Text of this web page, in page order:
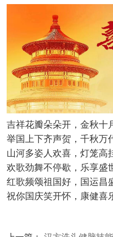
吉祥花瓣朵朵开，金秋十
举国上下齐声贺，千秋万
山河多姿人欢喜，灯笼高
欢歌劲舞不停歇，乐享盛
红歌频颂祖国好，国运昌
祝你国庆笑开怀，康健喜